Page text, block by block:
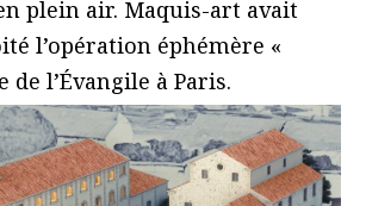
plein air. Maquis-art avait
l’opération éphémère «
de l’Évangile à Paris.